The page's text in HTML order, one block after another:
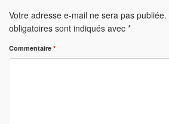
Votre adresse e-mail ne sera pas publiée.
obligatoires sont indiqués avec *
Commentaire *